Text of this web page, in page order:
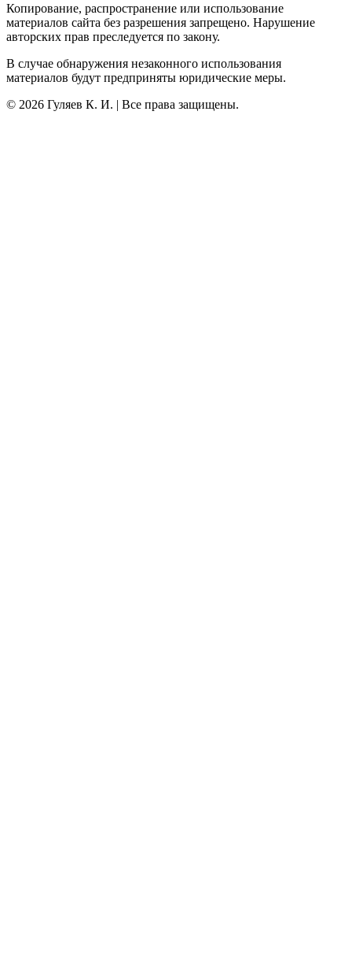
Копирование, распространение или использование
материалов сайта без разрешения запрещено. Нарушение
авторских прав преследуется по закону.
В случае обнаружения незаконного использования
материалов будут предприняты юридические меры.
© 2026 Гуляев К. И. | Все права защищены.